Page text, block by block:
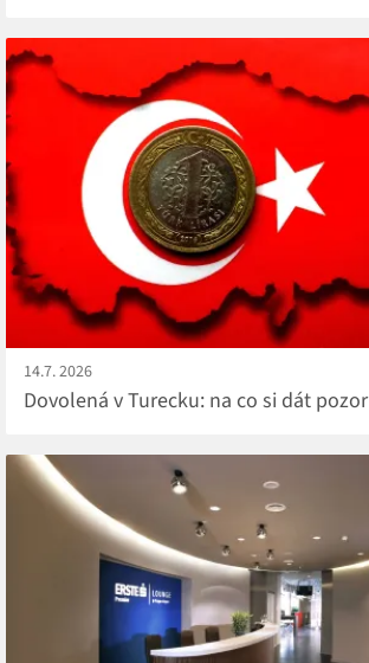
14.7. 2026
Dovolená v Turecku: na co si dát pozor